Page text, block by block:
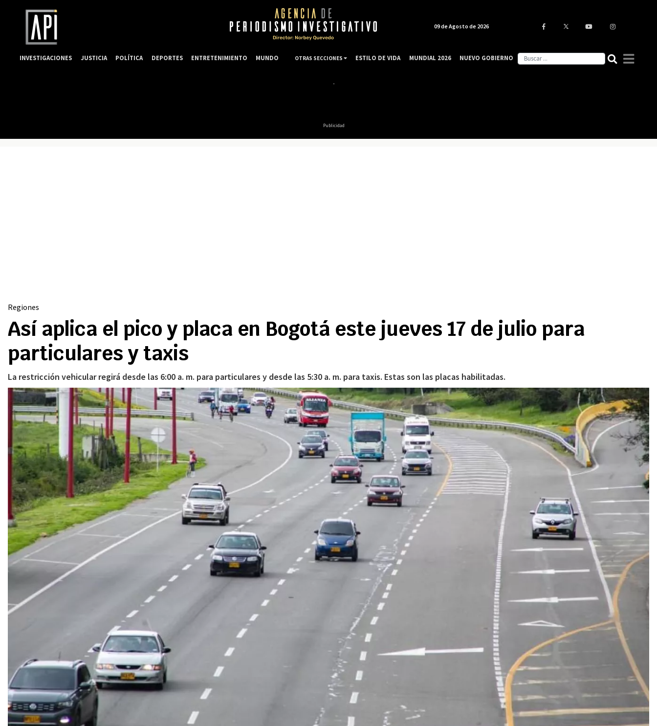
Publicidad
Regiones
Así aplica el pico y placa en Bogotá este jueves 17 de julio para
particulares y taxis
La restricción vehicular regirá desde las 6:00 a. m. para particulares y desde las 5:30 a. m. para taxis. Estas son las placas habilitadas.
09 de Agosto de 2026
INVESTIGACIONES JUSTICIA POLÍTICA DEPORTES ENTRETENIMIENTO MUNDO OTRAS SECCIONES ESTILO DE VIDA MUNDIAL 2026 NUEVO GOBIERNO